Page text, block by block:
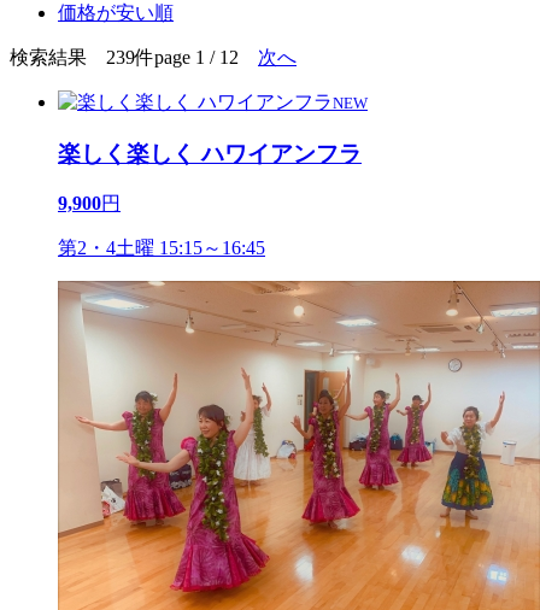
価格が安い順
検索結果 239件page 1 / 12 次へ
NEW
楽しく楽しく ハワイアンフラ
9,900円
第2・4土曜 15:15～16:45